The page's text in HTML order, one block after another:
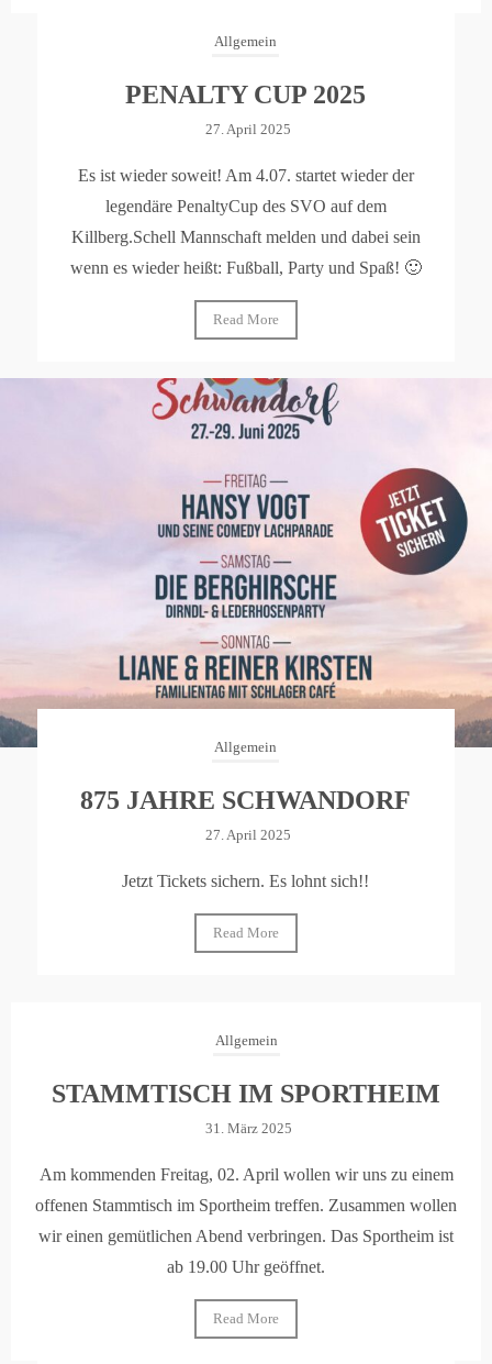
Allgemein
PENALTY CUP 2025
27. April 2025
Es ist wieder soweit! Am 4.07. startet wieder der
legendäre PenaltyCup des SVO auf dem
Killberg.Schell Mannschaft melden und dabei sein
wenn es wieder heißt: Fußball, Party und Spaß! 🙂
Read More
Allgemein
875 JAHRE SCHWANDORF
27. April 2025
Jetzt Tickets sichern. Es lohnt sich!!
Read More
Allgemein
STAMMTISCH IM SPORTHEIM
31. März 2025
Am kommenden Freitag, 02. April wollen wir uns zu einem
offenen Stammtisch im Sportheim treffen. Zusammen wollen
wir einen gemütlichen Abend verbringen. Das Sportheim ist
ab 19.00 Uhr geöffnet.
Read More